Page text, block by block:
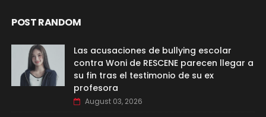
POST RANDOM
Las acusaciones de bullying escolar
contra Woni de RESCENE parecen llegar a
su fin tras el testimonio de su ex
profesora
August 03, 2026